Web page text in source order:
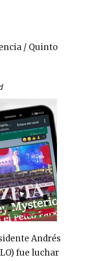
/ Quinto
Andrés
fue luchar